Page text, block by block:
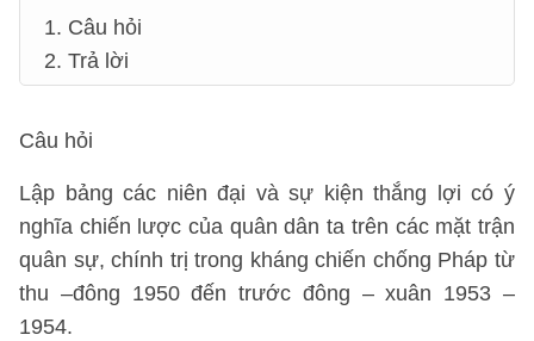
1. Câu hỏi
2. Trả lời
Câu hỏi
Lập bảng các niên đại và sự kiện thắng lợi có ý
nghĩa chiến lược của quân dân ta trên các mặt trận
quân sự, chính trị trong kháng chiến chống Pháp từ
thu –đông 1950 đến trước đông – xuân 1953 –
1954.